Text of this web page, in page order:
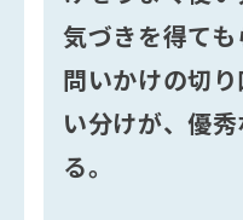
気づきを得ても
問いかけの切
い分けが、優
る。